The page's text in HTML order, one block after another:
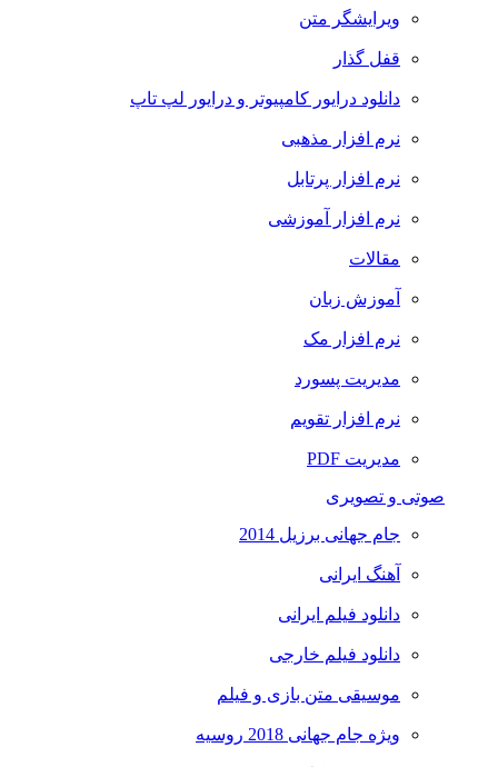
ویرایشگر متن
قفل گذار
دانلود درایور کامپیوتر و درایور لپ تاپ
نرم افزار مذهبی
نرم افزار پرتابل
نرم افزار آموزشی
مقالات
آموزش زبان
نرم افزار مک
مدیریت پسورد
نرم افزار تقویم
مدیریت PDF
صوتی و تصویری
جام جهانی برزیل 2014
آهنگ ایرانی
دانلود فیلم ایرانی
دانلود فیلم خارجی
موسیقی متن بازی و فیلم
ویژه جام جهانی 2018 روسیه